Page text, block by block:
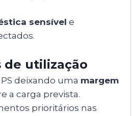
sensível e
de utilização
deixando uma margem
a carga prevista.
prioritários nas